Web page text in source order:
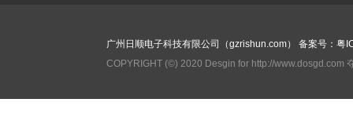
广州日顺电子科技有限公司（gzrishun.com） 备案号：粤
COPYRIGHT (©) 2020 Desgin for http://www.dosgd.com